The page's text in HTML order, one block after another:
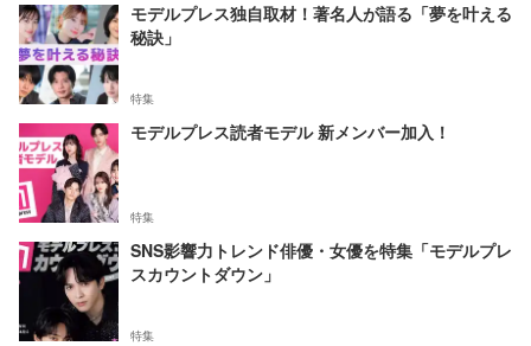
モデルプレス独自取材！著名人が語る「夢を叶える
秘訣」
特集
モデルプレス読者モデル 新メンバー加入！
特集
SNS影響力トレンド俳優・女優を特集「モデルプレ
スカウントダウン」
特集